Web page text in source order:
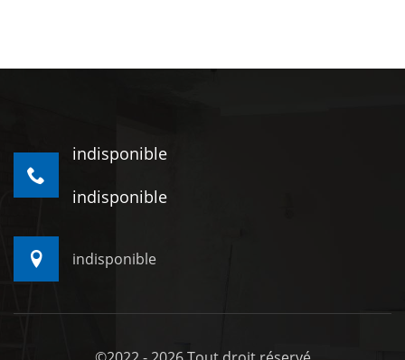
indisponible
indisponible
indisponible